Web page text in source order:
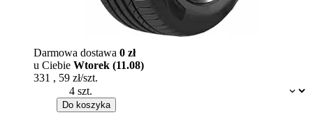
Dostępność:
Darmowa dostawa 0 zł
u Ciebie Wtorek (11.08)
331 , 59 zł/szt.
Do koszyka